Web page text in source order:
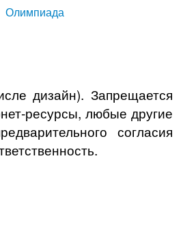
Олимпиада
дизайн). Запрещается
ресурсы, любые другие
согласия